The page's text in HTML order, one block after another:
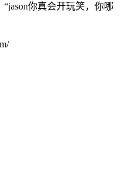
你真会开玩笑，你哪